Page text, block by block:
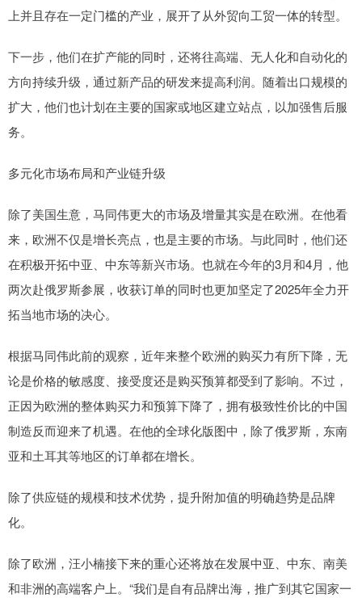
上并且存在一定门槛的产业，展开了从外贸向工贸一体的转型。
下一步，他们在扩产能的同时，还将往高端、无人化和自动化的
方向持续升级，通过新产品的研发来提高利润。随着出口规模的
扩大，他们也计划在主要的国家或地区建立站点，以加强售后服
务。
多元化市场布局和产业链升级
除了美国生意，马同伟更大的市场及增量其实是在欧洲。在他看
来，欧洲不仅是增长亮点，也是主要的市场。与此同时，他们还
在积极开拓中亚、中东等新兴市场。也就在今年的3月和4月，他
两次赴俄罗斯参展，收获订单的同时也更加坚定了2025年全力开
拓当地市场的决心。
根据马同伟此前的观察，近年来整个欧洲的购买力有所下降，无
论是价格的敏感度、接受度还是购买预算都受到了影响。不过，
正因为欧洲的整体购买力和预算下降了，拥有极致性价比的中国
制造反而迎来了机遇。在他的全球化版图中，除了俄罗斯，东南
亚和土耳其等地区的订单都在增长。
除了供应链的规模和技术优势，提升附加值的明确趋势是品牌
化。
除了欧洲，汪小楠接下来的重心还将放在发展中亚、中东、南美
和非洲的高端客户上。“我们是自有品牌出海，推广到其它国家一